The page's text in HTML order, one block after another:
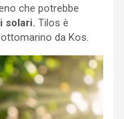
che potrebbe
solari. Tilos è
da Kos.